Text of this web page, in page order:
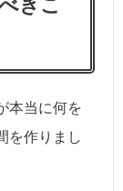
きこ
本当に何を
を作りまし